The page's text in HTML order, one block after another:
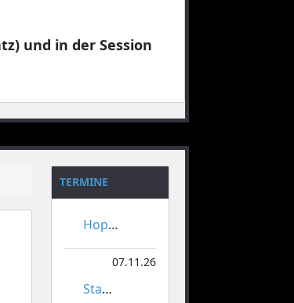
und in der Session
TERMINE
Hoppeditzerwachen
07.11.26
Stadtmeisterschaften im Gardetanz